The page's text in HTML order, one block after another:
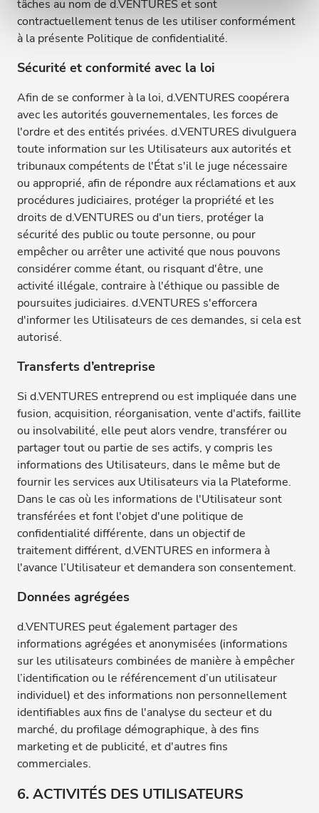
notre site avec nos partenaires de médias sociaux, de
publicité et d'analyse, qui peuvent combiner celles-ci
ou qu'ils ont collectées lors de votre utilisation de leurs
tâches au nom de d.VENTURES et sont
contractuellement tenus de les utiliser conformément
à la présente Politique de confidentialité.
Sécurité et conformité avec la loi
Afin de se conformer à la loi, d.VENTURES coopérera
avec les autorités gouvernementales, les forces de
l'ordre et des entités privées. d.VENTURES divulguera
toute information sur les Utilisateurs aux autorités et
tribunaux compétents de l'État s'il le juge nécessaire
ou approprié, afin de répondre aux réclamations et aux
procédures judiciaires, protéger la propriété et les
droits de d.VENTURES ou d'un tiers, protéger la
sécurité des public ou toute personne, ou pour
empêcher ou arrêter une activité que nous pouvons
considérer comme étant, ou risquant d'être, une
activité illégale, contraire à l'éthique ou passible de
poursuites judiciaires. d.VENTURES s'efforcera
d'informer les Utilisateurs de ces demandes, si cela est
autorisé.
Transferts d’entreprise
Si d.VENTURES entreprend ou est impliquée dans une
fusion, acquisition, réorganisation, vente d'actifs, faillite
ou insolvabilité, elle peut alors vendre, transférer ou
partager tout ou partie de ses actifs, y compris les
informations des Utilisateurs, dans le même but de
fournir les services aux Utilisateurs via la Plateforme.
Dans le cas où les informations de l'Utilisateur sont
transférées et font l'objet d'une politique de
confidentialité différente, dans un objectif de
traitement différent, d.VENTURES en informera à
l'avance l’Utilisateur et demandera son consentement.
Données agrégées
d.VENTURES peut également partager des
informations agrégées et anonymisées (informations
sur les utilisateurs combinées de manière à empêcher
l’identification ou le référencement d’un utilisateur
individuel) et des informations non personnellement
identifiables aux fins de l'analyse du secteur et du
marché, du profilage démographique, à des fins
marketing et de publicité, et d'autres fins
commerciales.
6. ACTIVITÉS DES UTILISATEURS